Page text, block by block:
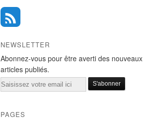
NEWSLETTER
Abonnez-vous pour être averti des nouveaux
articles publiés.
Email
PAGES